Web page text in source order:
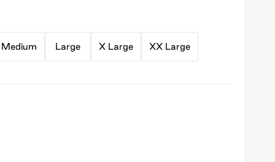
Medium Large X Large XX Large